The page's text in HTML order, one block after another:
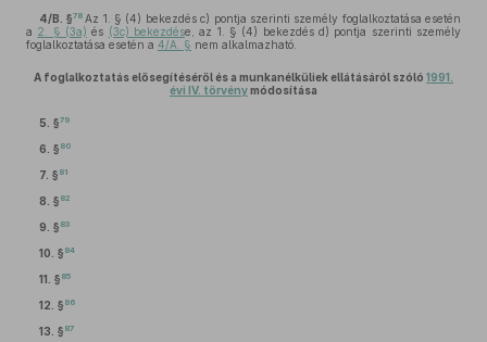
4/B. §78 Az 1. § (4) bekezdés c) pontja szerinti személy foglalkoztatása esetén
a 2. § (3a) és (3c) bekezdése, az 1. § (4) bekezdés d) pontja szerinti személy
foglalkoztatása esetén a 4/A. § nem alkalmazható.
A foglalkoztatás elősegítéséről és a munkanélküliek ellátásáról szóló 1991.
évi IV. törvénymódosítása
5. §79
6. § 80
7. § 81
8. § 82
9. § 83
10. § 84
11. § 85
12. § 86
13. § 87